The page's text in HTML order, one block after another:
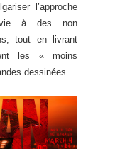
l’approche
à des non
tout en livrant
les « moins
dessinées.